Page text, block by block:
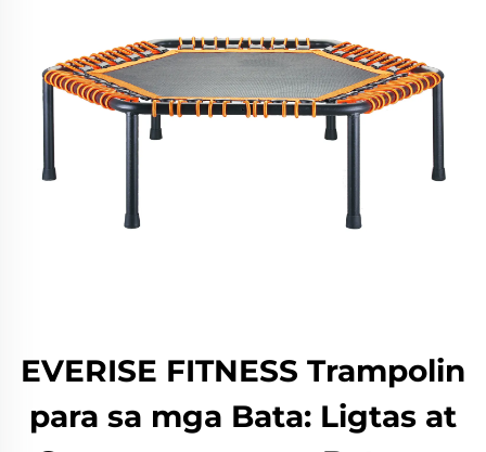
EVERISE FITNESS Trampolin
para sa mga Bata: Ligtas at